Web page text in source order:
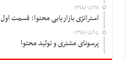
۱۳۹۸/۰۵/۲۸
استراتژی بازاریابی محتوا: قسمت اول
۱۳۹۸/۰۵/۱۵
پرسونای مشتری و تولید محتوا